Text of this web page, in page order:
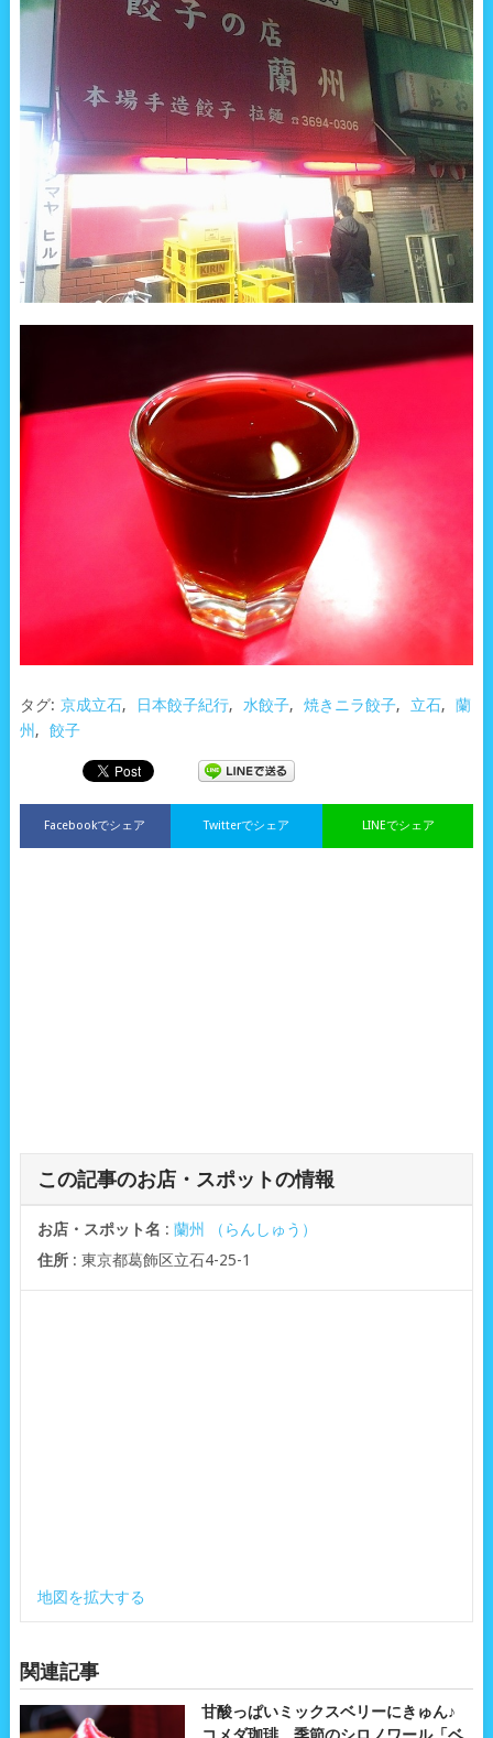
タグ: 京成立石, 日本餃子紀行, 水餃子, 焼きニラ餃子, 立石,
蘭
州 , 餃子
Facebookでシェア LINEでシェア
Twitterでシェア
この記事のお店・スポットの情報
お店・スポット名 : 蘭州 （らんしゅう）
住所: 東京都葛飾区立石4-25-1
地図を拡大する
関連記事
甘酸っぱいミックスベリーにきゅん♪